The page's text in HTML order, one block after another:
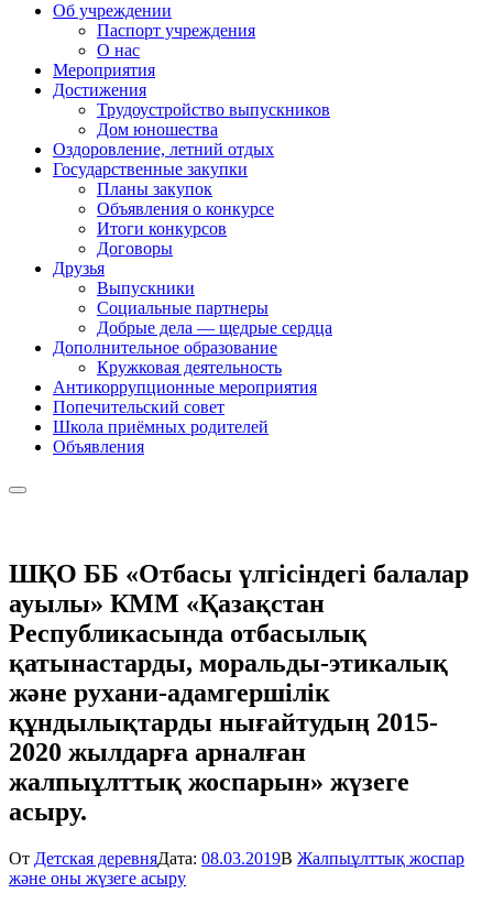
Об учреждении
Паспорт учреждения
О нас
Мероприятия
Достижения
Трудоустройство выпускников
Дом юношества
Оздоровление, летний отдых
Государственные закупки
Планы закупок
Объявления о конкурсе
Итоги конкурсов
Договоры
Друзья
Выпускники
Социальные партнеры
Добрые дела — щедрые сердца
Дополнительное образование
Кружковая деятельность
Антикоррупционные мероприятия
Попечительский совет
Школа приёмных родителей
Объявления
ШҚО ББ «Отбасы үлгісіндегі балалар
ауылы» КММ «Қазақстан
Республикасында отбасылық
қатынастарды, моральды-этикалық
және рухани-адамгершілік
құндылықтарды нығайтудың 2015-
2020 жылдарға арналған
жалпыұлттық жоспарын» жүзеге
асыру.
От Детская деревняДата: 08.03.2019В Жалпыұлттық жоспар
және оны жүзеге асыру